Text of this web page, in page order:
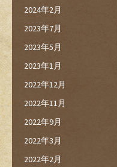
2024年2月
2023年7月
2023年5月
2023年1月
2022年12月
2022年11月
2022年9月
2022年3月
2022年2月